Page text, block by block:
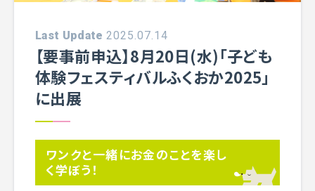
Last Update 2025.07.14
【要事前申込】8月20日(水)「子ども
体験フェスティバルふくおか2025」
に出展
ワンクと一緒にお金のことを楽し
く学ぼう！